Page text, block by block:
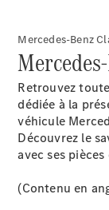
SUV
Mercedes-
Maybach
EQS SUV
GLA
GLA
GLA Nouveau
GLB Nouveau
GLC Nouveau
Mercedes-Benz
Retrouvez
dédiée à la
véhicule
Découvrez le
avec ses
(Contenu en